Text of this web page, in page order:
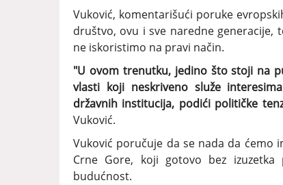
Vuković, komentarišući poruke
društvo, ovu i sve naredne generacije,
ne iskoristimo na pravi način.
"U ovom trenutku, jedino što stoji na
vlasti koji neskriveno služe
državnih institucija, podići političke
Vuković.
Vuković poručuje da se nada da ćemo
Crne Gore, koji gotovo bez
budućnost.